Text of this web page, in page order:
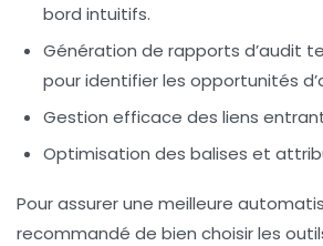
bord intuitifs.
Génération de rapports d’audit
pour identifier les opportunités
Gestion efficace des liens
Optimisation des balises et
Pour assurer une meilleure
recommandé de bien choisir les